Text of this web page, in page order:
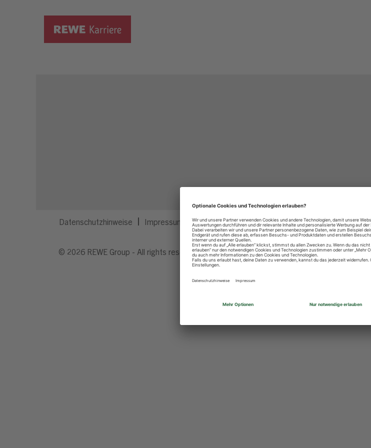
Datenschutzhinweise Impressum Privatsphäre-Einstellungen
© 2026 REWE Group - All rights reserved